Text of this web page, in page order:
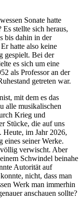
Sonate hatte
stellte sich heraus,
bis dahin in der
hatte also keine
gespielt. Bei der
es sich um eine
als Professor an der
getreten war.
mit dem es das
alle musikalischen
Krieg und
Stücke, die auf uns
im Jahr 2026,
seiner Werke.
verwischt. Aber
Schwindel beinahe
Autorität auf
nicht, dass man
Werk man immerhin
anschauen sollte?